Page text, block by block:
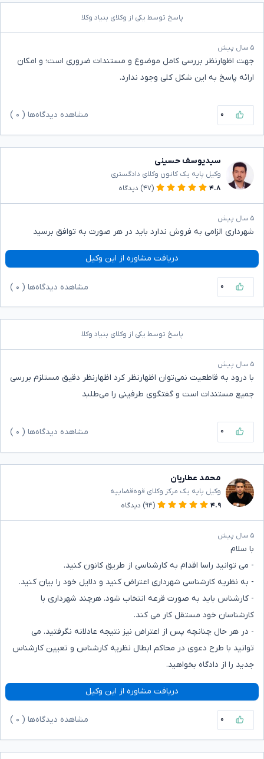
پاسخ توسط یکی از وکلای بنیاد وکلا
۵ سال پیش
جهت اظهارنظر بررسی کامل موضوع و مستندات ضروری است؛ و امکان
ارائه پاسخ به این شکل کلی وجود ندارد.
۰ مشاهده دیدگاه‌ها ( ۰
سیدیوسف حسینی
وکیل پایه یک کانون وکلای دادگستری
۴.۸
(۴۷) دیدگاه
۵ سال پیش
شهرداری الزامی به فروش ندارد باید در هر صورت به توافق برسید
دریافت مشاوره از این وکیل
۰ مشاهده دیدگاه‌ها ( ۰
پاسخ توسط یکی از وکلای بنیاد وکلا
۵ سال پیش
با درود به قاطعیت نمی‌توان اظهارنظر کرد اظهارنظر دقیق مستلزم بررسی
جمیع مستندات است و گفتگوی طرفینی را می‌طلبد
۰ مشاهده دیدگاه‌ها ( ۰
محمد عطاریان
وکیل پایه یک مرکز وکلای قوه‌قضاییه
۴.۹
(۹۴) دیدگاه
۵ سال پیش
با سلام
- می توانید راسا اقدام به کارشناسی از طریق کانون کنید.
- به نظریه کارشناسی شهرداری اعتراض کنید و دلایل خود را بیان کنید.
- کارشناس باید به صورت قرعه انتخاب شود. هرچند شهرداری با
کارشناسان خود مستقل کار می کند.
- در هر حال چنانچه پس از اعتراض نیز نتیجه عادلانه نگرفتید. می
توانید با طرح دعوی در محاکم ابطال نظریه کارشناس و تعیین کارشناس
جدید را از دادگاه بخواهید.
دریافت مشاوره از این وکیل
۰ مشاهده دیدگاه‌ها ( ۰